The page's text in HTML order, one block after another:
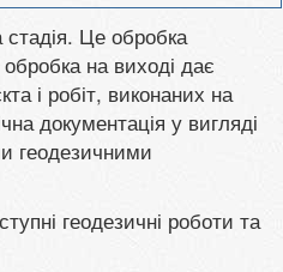
Це обробка
на виході дає
і робіт, виконаних на
документація у вигляді
геодезичними
геодезичні роботи та